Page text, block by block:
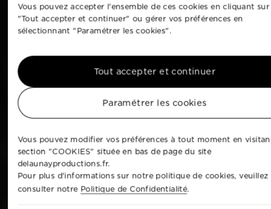
Vous pouvez accepter l'ensemble de ces cookies en cliquant sur
"Tout accepter et continuer" ou gérer vos préférences en
sélectionnant "Paramétrer les cookies".
Paramétrer les cookies
Tout accepter et continuer
Vous pouvez modifier vos préférences à tout moment en
section "COOKIES" située en bas de page du site
delaunayproductions.fr.
Pour plus d'informations sur notre politique de cookies, veuillez
consulter notre Politique de Confidentialité.